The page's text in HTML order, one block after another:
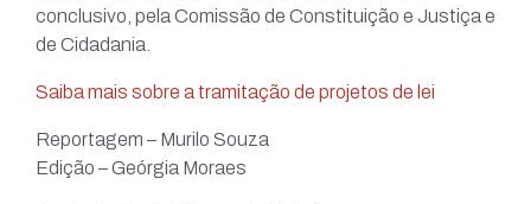
conclusivo, pela Comissão de Constituição e Justiça e
de Cidadania.
Saiba mais sobre a tramitação de projetos de lei
Reportagem – Murilo Souza
Edição – Geórgia Moraes